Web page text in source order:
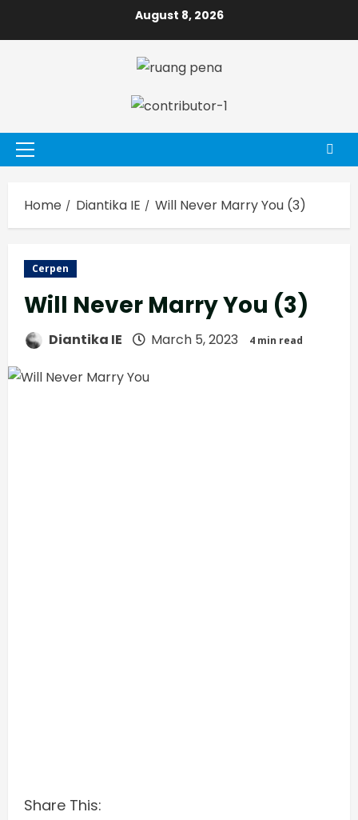
August 8, 2026
Primary
Home Diantika IE Will Never Marry You (3)
Cerpen
Will Never Marry You (3)
Diantika IE March 5, 2023 4 min read
Share This: